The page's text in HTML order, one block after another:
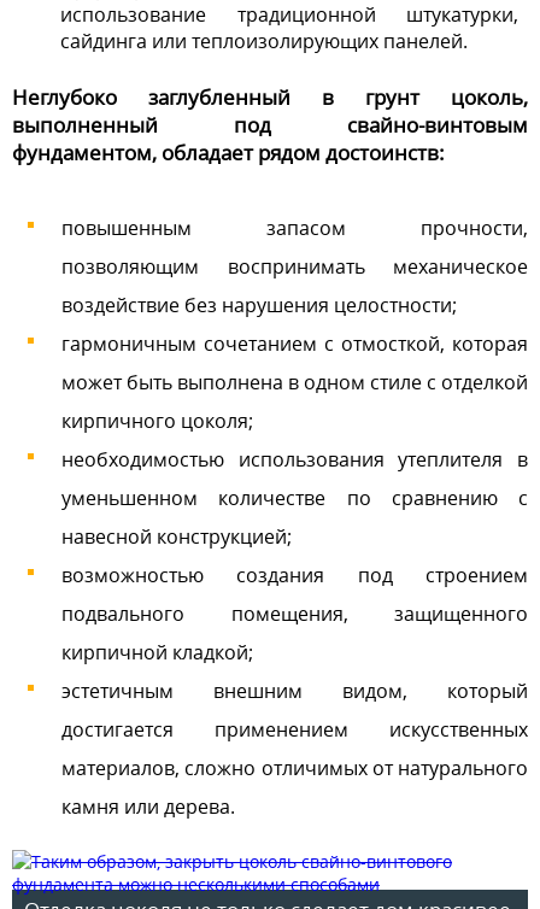
использование традиционной штукатурки,
сайдинга или теплоизолирующих панелей.
Неглубоко заглубленный в грунт цоколь,
выполненный под свайно-винтовым
фундаментом, обладает рядом достоинств:
повышенным запасом прочности,
позволяющим воспринимать механическое
воздействие без нарушения целостности;
гармоничным сочетанием с отмосткой, которая
может быть выполнена в одном стиле с отделкой
кирпичного цоколя;
необходимостью использования утеплителя в
уменьшенном количестве по сравнению с
навесной конструкцией;
возможностью создания под строением
подвального помещения, защищенного
кирпичной кладкой;
эстетичным внешним видом, который
достигается применением искусственных
материалов, сложно отличимых от натурального
камня или дерева.